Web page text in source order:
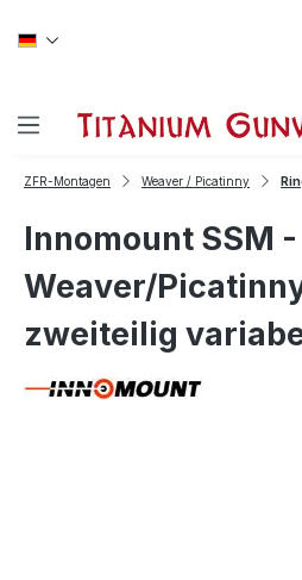
ZFR-Montagen Weaver / Picatinny
Innomount SSM -
Weaver/
zweiteilig